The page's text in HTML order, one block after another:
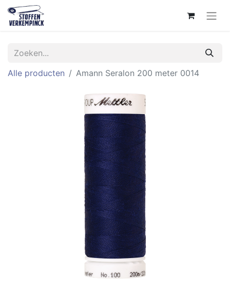
Alle producten Amann Seralon 200 meter 0014